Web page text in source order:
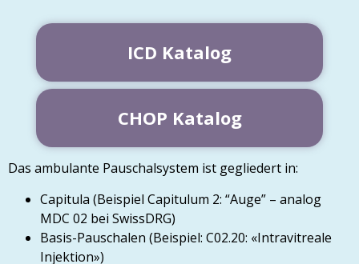
ICD Katalog
CHOP Katalog
Das ambulante Pauschalsystem ist gegliedert in:
Capitula (Beispiel Capitulum 2: “Auge” – analog
MDC 02 bei SwissDRG)
Basis-Pauschalen (Beispiel: C02.20: «Intravitreale
Injektion»)